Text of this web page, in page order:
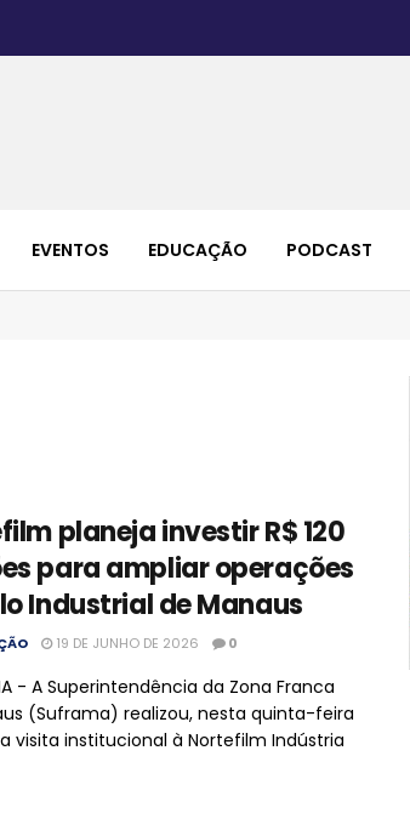
EVENTOS EDUCAÇÃO PODCAST
planeja investir R$ 120
para ampliar operações
Industrial de Manaus
19 DE JUNHO DE 2026 0
- A Superintendência da Zona Franca
(Suframa) realizou, nesta quinta-feira
visita institucional à Nortefilm Indústria